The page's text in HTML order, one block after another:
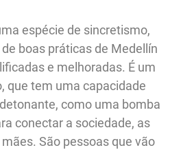
espécie de sincretismo,
boas práticas de Medellín
e melhoradas. É um
que tem uma capacidade
como uma bomba
conectar a sociedade, as
São pessoas que vão